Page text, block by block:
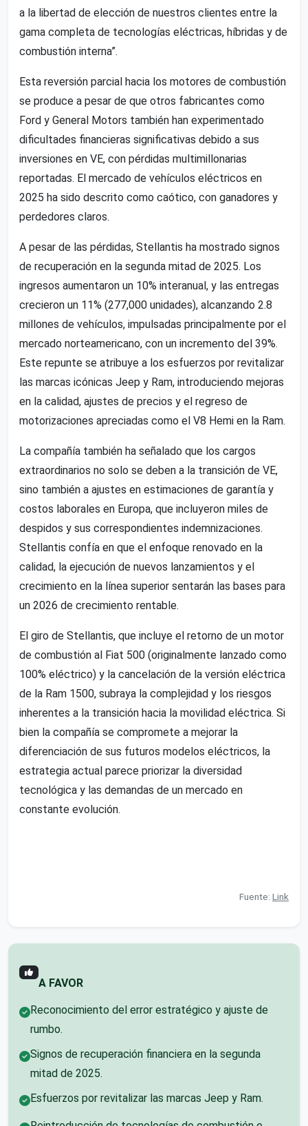
a la libertad de elección de nuestros clientes entre la
gama completa de tecnologías eléctricas, híbridas y de
combustión interna”.
Esta reversión parcial hacia los motores de combustión
se produce a pesar de que otros fabricantes como
Ford y General Motors también han experimentado
dificultades financieras significativas debido a sus
inversiones en VE, con pérdidas multimillonarias
reportadas. El mercado de vehículos eléctricos en
2025 ha sido descrito como caótico, con ganadores y
perdedores claros.
A pesar de las pérdidas, Stellantis ha mostrado signos
de recuperación en la segunda mitad de 2025. Los
ingresos aumentaron un 10% interanual, y las entregas
crecieron un 11% (277,000 unidades), alcanzando 2.8
millones de vehículos, impulsadas principalmente por el
mercado norteamericano, con un incremento del 39%.
Este repunte se atribuye a los esfuerzos por revitalizar
las marcas icónicas Jeep y Ram, introduciendo mejoras
en la calidad, ajustes de precios y el regreso de
motorizaciones apreciadas como el V8 Hemi en la Ram.
La compañía también ha señalado que los cargos
extraordinarios no solo se deben a la transición de VE,
sino también a ajustes en estimaciones de garantía y
costos laborales en Europa, que incluyeron miles de
despidos y sus correspondientes indemnizaciones.
Stellantis confía en que el enfoque renovado en la
calidad, la ejecución de nuevos lanzamientos y el
crecimiento en la línea superior sentarán las bases para
un 2026 de crecimiento rentable.
El giro de Stellantis, que incluye el retorno de un motor
de combustión al Fiat 500 (originalmente lanzado como
100% eléctrico) y la cancelación de la versión eléctrica
de la Ram 1500, subraya la complejidad y los riesgos
inherentes a la transición hacia la movilidad eléctrica. Si
bien la compañía se compromete a mejorar la
diferenciación de sus futuros modelos eléctricos, la
estrategia actual parece priorizar la diversidad
tecnológica y las demandas de un mercado en
constante evolución.
Fuente: Link
A FAVOR
Reconocimiento del error estratégico y ajuste de
rumbo.
Signos de recuperación financiera en la segunda
mitad de 2025.
Esfuerzos por revitalizar las marcas Jeep y Ram.